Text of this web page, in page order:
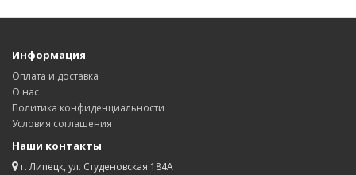
Информация
Оплата и доставка
О нас
Политика конфиденциальности
Условия соглашения
Наши контакты
г. Липецк, ул. Студеновская 184А